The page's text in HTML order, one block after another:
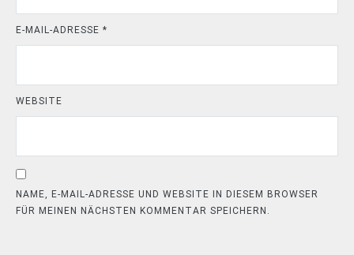
E-MAIL-ADRESSE *
WEBSITE
NAME, E-MAIL-ADRESSE UND WEBSITE IN DIESEM BROWSER
FÜR MEINEN NÄCHSTEN KOMMENTAR SPEICHERN.